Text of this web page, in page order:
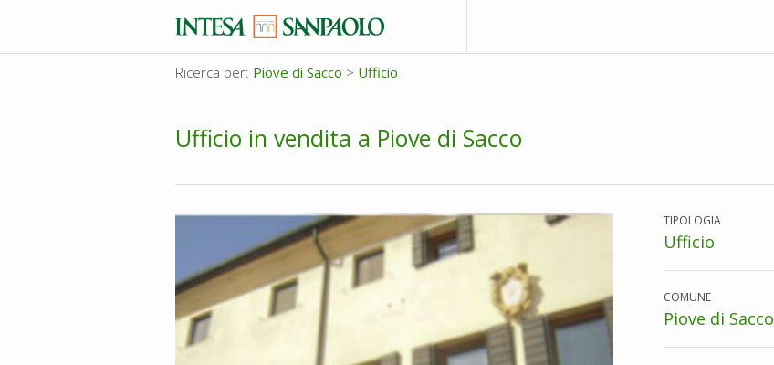
Ricerca per: Piove di Sacco > Ufficio
Ufficio in vendita a Piove di Sacco
TIPOLOGIA
Ufficio
COMUNE
Piove di Sacco